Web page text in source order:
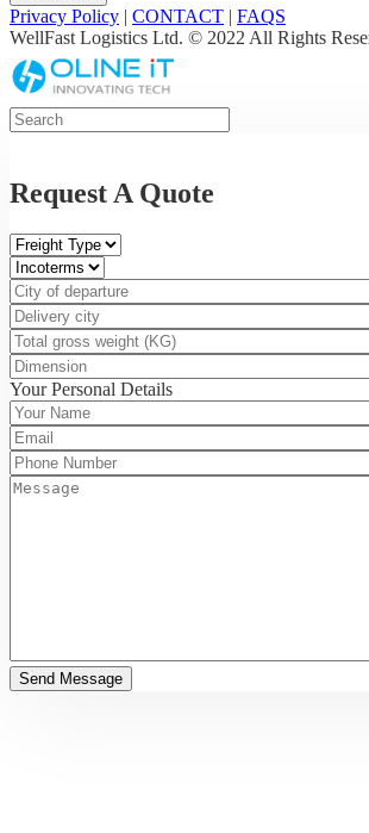
Privacy Policy | CONTACT | FAQS
WellFast Logistics Ltd. © 2022 All Rights
Request A Quote
Your Personal Details